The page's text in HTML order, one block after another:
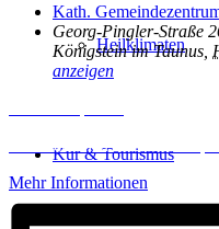
Heilklimaten
Kur & Tourismus
Kath.
Georg-Pingler-Straße
Königstein im Taunus
anzeigen
Erforderlichen Service
Mehr Informationen